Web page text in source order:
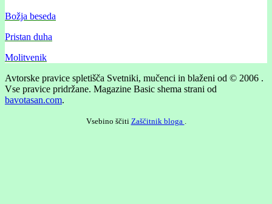
Božja beseda
Pristan duha
Molitvenik
Avtorske pravice spletišča Svetniki, mučenci in blaženi od © 2006 .
Vse pravice pridržane. Magazine Basic shema strani od
bavotasan.com.
Vsebino ščiti Zaščitnik bloga .